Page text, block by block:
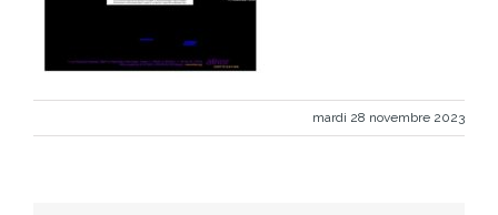
mardi 28 novembre 2023